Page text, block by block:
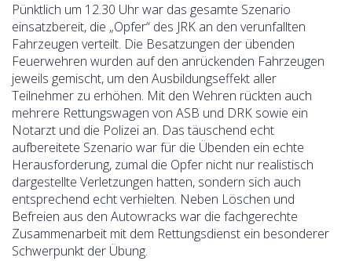
Pünktlich um 12.30 Uhr war das gesamte Szenario
einsatzbereit, die „Opfer“ des JRK an den verunfallten
Fahrzeugen verteilt. Die Besatzungen der übenden
Feuerwehren wurden auf den anrückenden Fahrzeugen
jeweils gemischt, um den Ausbildungseffekt aller
Teilnehmer zu erhöhen. Mit den Wehren rückten auch
mehrere Rettungswagen von ASB und DRK sowie ein
Notarzt und die Polizei an. Das täuschend echt
aufbereitete Szenario war für die Übenden ein echte
Herausforderung, zumal die Opfer nicht nur realistisch
dargestellte Verletzungen hatten, sondern sich auch
entsprechend echt verhielten. Neben Löschen und
Befreien aus den Autowracks war die fachgerechte
Zusammenarbeit mit dem Rettungsdienst ein besonderer
Schwerpunkt der Übung.